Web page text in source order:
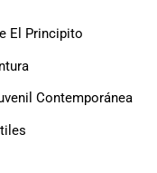
El Principito
Contemporánea